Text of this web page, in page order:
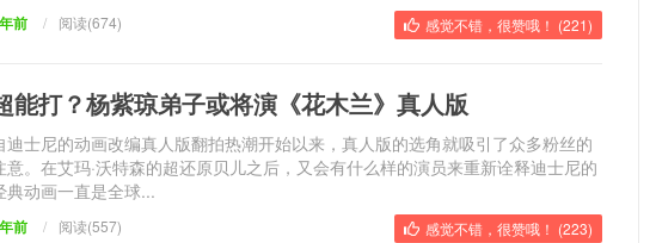
前 / 感觉不错，很赞哦！ (221)
阅读(674)
能打？杨紫琼弟子或将演《花木兰》真人版
迪士尼的动画改编真人版翻拍热潮开始以来，真人版的选角就吸引了众多粉丝的
意。在艾玛·沃特森的超还原贝儿之后，又会有什么样的演员来重新诠释迪士尼的
典动画一直是全球...
前 / 感觉不错，很赞哦！ (223)
阅读(557)